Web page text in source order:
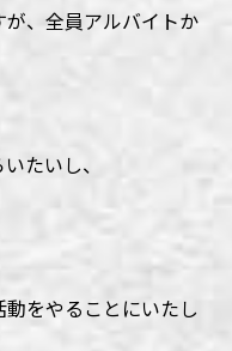
、全員アルバイトか
たいし、
をやることにいたし